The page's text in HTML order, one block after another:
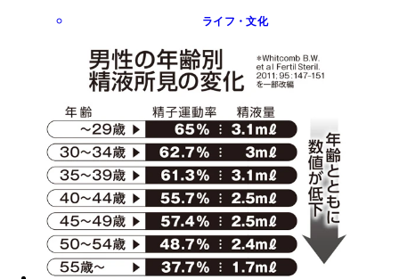
ライフ・文化